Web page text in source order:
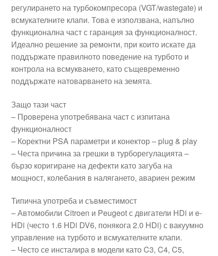
регулирането на турбокомпресора (VGT/wastegate) и
всмукателните клапи. Това е използвана, напълно
функционална част с гаранция за функционалност.
Идеално решение за ремонти, при които искате да
поддържате правилното поведение на турбото и
контрола на всмукването, като същевременно
поддържате натоварването на земята.
Защо тази част
– Проверена употребявана част с изпитана
функционалност
– Коректни PSA параметри и конектор – plug & play
– Честа причина за грешки в турборегулацията –
бързо коригиране на дефекти като загуба на
мощност, колебания в налягането, авариен режим
Типична употреба и съвместимост
– Автомобили Citroen и Peugeot с двигатели HDi и e-
HDi (често 1.6 HDi DV6, понякога 2.0 HDi) с вакуумно
управление на турбото и всмукателните клапи.
– Често се инсталира в модели като C3, C4, C5,